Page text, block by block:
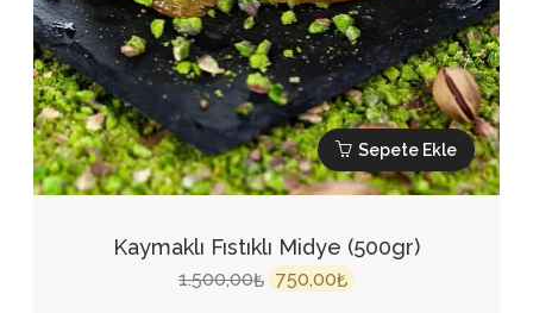
Sepete Ekle
Kaymaklı Fıstıklı Midye (500gr)
1.500,00₺ Orijinal
750,00₺ Şu